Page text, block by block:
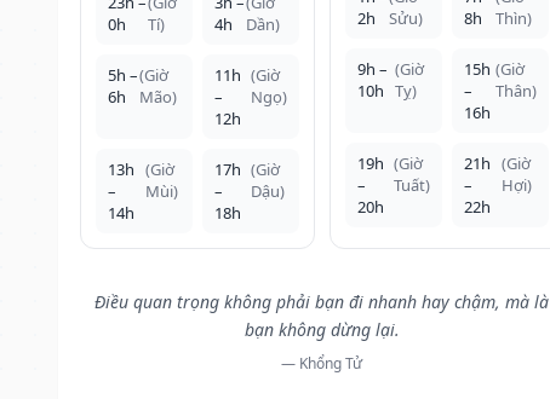
0h
Tí)
4h
Dần)
5h –
6h
(Giờ
Mão)
11h
–
12h
(Giờ
Ngọ)
13h
–
14h
(Giờ
Mùi)
17h
–
18h
(Giờ
Dậu)
2h
Sửu)
8h
Thìn)
9h –
10h
(Giờ
Tỵ)
15h
–
16h
(Giờ
Thân)
19h
–
20h
(Giờ
Tuất)
21h
–
22h
(Giờ
Hợi)
Điều quan trọng không phải bạn đi nhanh hay chậm, mà là
bạn không dừng lại.
— Khổng Tử